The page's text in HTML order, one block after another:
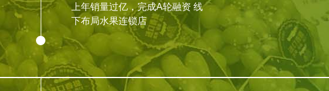
上年销量过亿，完成A轮融资 线
下布局水果连锁店